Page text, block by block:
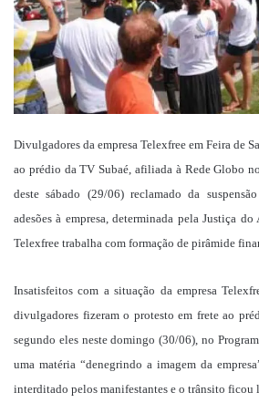
Divulgadores da empresa Telexfree em Feira de
ao prédio da TV Subaé, afiliada à Rede Globo
deste sábado (29/06) reclamado da
adesões à empresa, determinada pela Justiça
Telexfree trabalha com formação de pirâmide
Insatisfeitos com a situação da empresa
divulgadores fizeram o protesto em frete ao
segundo eles neste domingo (30/06), no
uma matéria “denegrindo a imagem da
interditado pelos manifestantes e o trânsito ficou